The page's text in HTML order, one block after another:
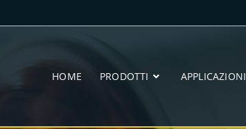
HOME PRODOTTI APPLICAZIONI